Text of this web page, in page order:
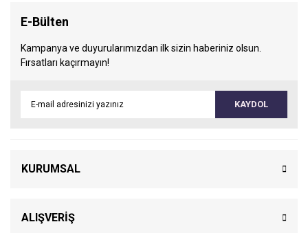
E-Bülten
Kampanya ve duyurularımızdan ilk sizin haberiniz olsun.
Fırsatları kaçırmayın!
KAYDOL
KURUMSAL
ALIŞVERİŞ